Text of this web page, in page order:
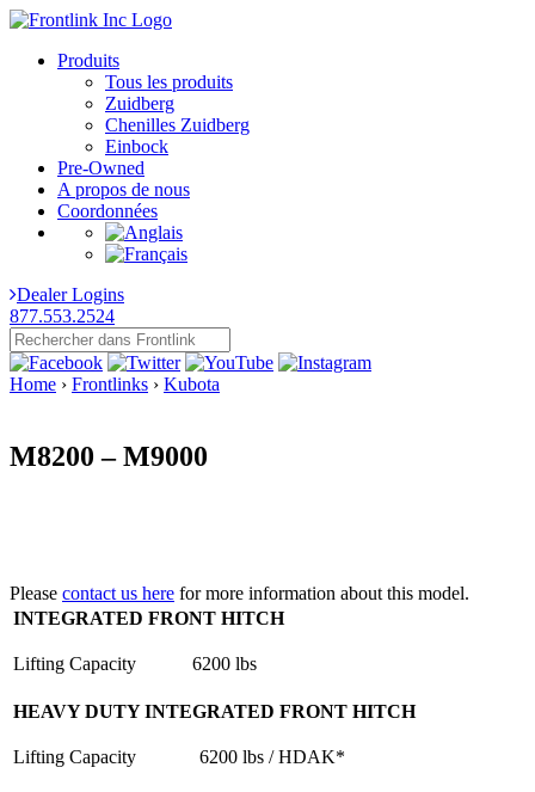
Produits
Tous les produits
Zuidberg
Chenilles Zuidberg
Einbock
Pre-Owned
A propos de nous
Coordonnées
Dealer Logins
877.553.2524
Home › Frontlinks › Kubota
M8200 – M9000
Please contact us here for more information about this model.
INTEGRATED FRONT HITCH
Lifting Capacity 6200 lbs
HEAVY DUTY INTEGRATED FRONT HITCH
Lifting Capacity 6200 lbs / HDAK*